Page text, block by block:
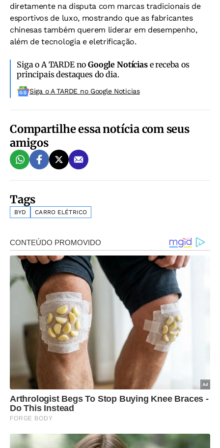
diretamente na disputa com marcas tradicionais de
esportivos de luxo, mostrando que as fabricantes
chinesas também querem liderar em desempenho,
além de tecnologia e eletrificação.
Siga o A TARDE noGoogle Notíciase receba os
principais destaques do dia.
Siga o A TARDE no Google Noticias
Compartilhe essa notícia com seus
amigos
Tags
BYD CARRO ELÉTRICO